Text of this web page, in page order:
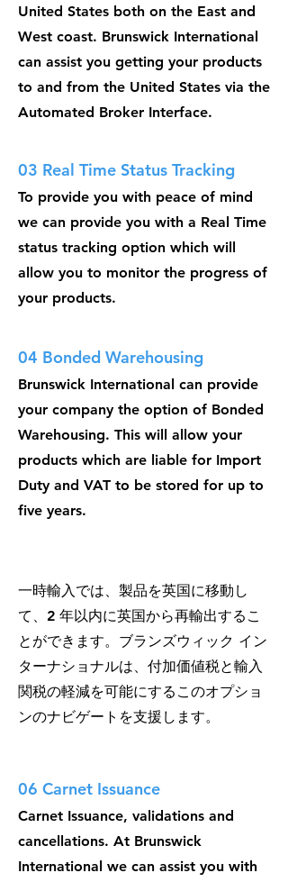
United States both on the East and
West coast. Brunswick International
can assist you getting your products
to and from the United States via the
Automated Broker Interface.
03 Real Time Status Tracking
To provide you with peace of mind
we can provide you with a Real Time
status tracking option which will
allow you to monitor the progress of
your products.
04 Bonded Warehousing
Brunswick International can provide
your company the option of Bonded
Warehousing. This will allow your
products which are liable for Import
Duty and VAT to be stored for up to
five years.
06 Carnet Issuance
Carnet Issuance, validations and
cancellations. At Brunswick
International we can assist you with
一時輸入では、製品を英国に移動し
て、2 年以内に英国から再輸出するこ
とができます。ブランズウィック イン
ターナショナルは、付加価値税と輸入
関税の軽減を可能にするこのオプショ
ンのナビゲートを支援します。